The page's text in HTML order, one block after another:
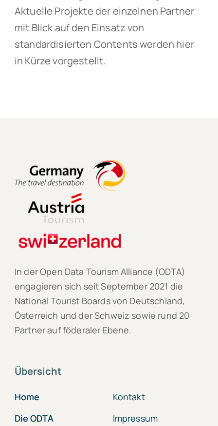
Aktuelle Projekte der einzelnen Partner
mit Blick auf den Einsatz von
standardisierten Contents werden hier
in Kürze vorgestellt.
In der Open Data Tourism Alliance (ODTA)
engagieren sich seit September 2021 die
National Tourist Boards von Deutschland,
Österreich und der Schweiz sowie rund 20
Partner auf föderaler Ebene.
Übersicht
Home
Die ODTA
Kontakt
Impressum